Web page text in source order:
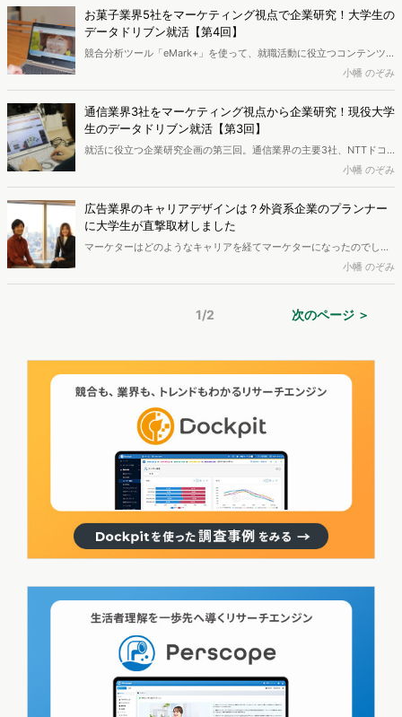
小幡がインタビューしていく連載の第5回です。今回は、江崎グリコ
株式会社で、スキンケアブランド「ｇｇ(ジージー)」のマーケティン
グを担当されている岸本さんにお話を聞きました。
お菓子業界5社をマーケティング視点で企業研究！大学生の
データドリブン就活【第4回】
競合分析ツール「eMark+」を使って、就職活動に役立つコンテンツ
をお届けする企画。第4回はお菓子業界の上位5社、カルビー・森永製
菓・明治・グリコ・ブルボンをWebサイトの集客状況から分析し、企
業の強みや違いをまとめました。
小幡 のぞみ
通信業界3社をマーケティング視点から企業研究！現役大学
生のデータドリブン就活【第3回】
就活に役立つ企業研究企画の第三回。通信業界の主要3社、NTTドコ
モ・KDDI・ソフトバンクグループをWebサイトの集客状況から分析
し、企業の強みや違いをまとめました。競合分析ツール「eMark+」
を分析に使います。
小幡 のぞみ
広告業界のキャリアデザインは？外資系企業のプランナー
に大学生が直撃取材しました
マーケターはどのようなキャリアを経てマーケターになったのでしょ
うか？そして実際どんな仕事をしているのでしょうか。学生から見た
ら詳しくは分からないことも多い「マーケター」に、現役の大学生・
広告代理店のグループエムジャパン株式会社で、メディアプランニン
小幡 のぞみ
1/2 次のページ ＞